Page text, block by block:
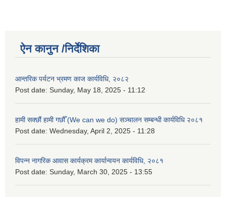
ऐन कानुन /निर्देशिका
आन्तरिक पर्यटन भ्रमण काज कार्यविधि, २०८२
Post date: Sunday, May 18, 2025 - 11:12
हामी सक्छौं हामी गछौँ (We can we do) सञ्चालन सम्बन्धी कार्यविधि २०८१
Post date: Wednesday, April 2, 2025 - 11:28
विपन्न नागरिक आवास कार्यक्रम कार्यान्वयन कार्यविधि, २०८१
Post date: Sunday, March 30, 2025 - 13:55